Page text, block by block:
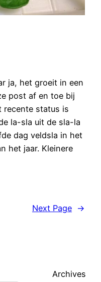
ja, het groeit in een
post af en toe bij
recente status is
la-sla uit de sla-la
dag veldsla in het
het jaar. Kleinere
Next Page →
Archives